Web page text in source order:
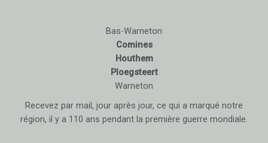
Bas-Warneton
Comines
Houthem
Ploegsteert
Warneton
Recevez par mail, jour après jour, ce qui a marqué notre
région, il y a 110 ans pendant la première guerre mondiale.